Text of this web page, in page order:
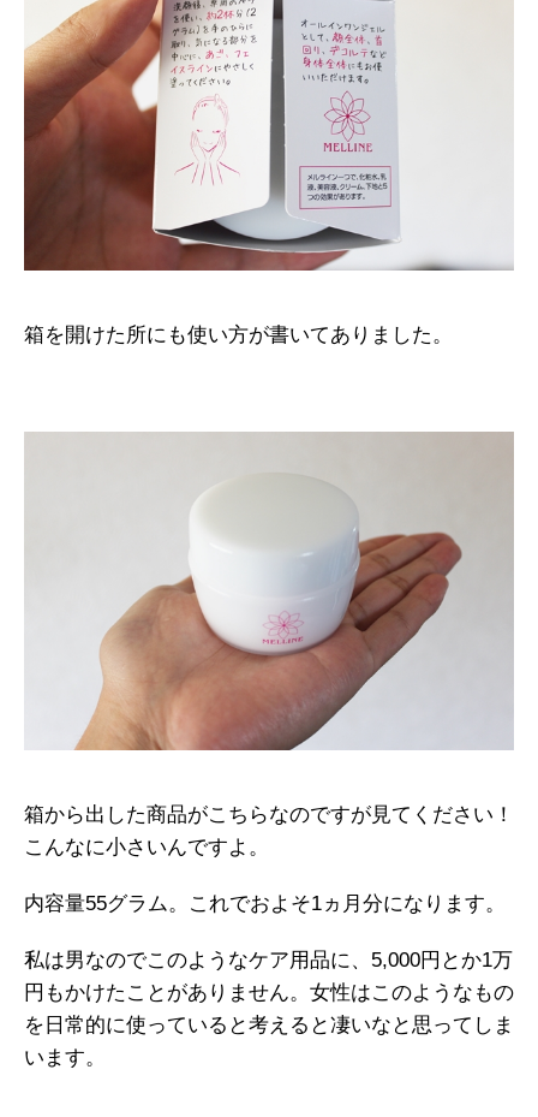
箱を開けた所にも使い方が書いてありました。
箱から出した商品がこちらなのですが見てください！
こんなに小さいんですよ。
内容量55グラム。これでおよそ1ヵ月分になります。
私は男なのでこのようなケア用品に、5,000円とか1万
円もかけたことがありません。女性はこのようなもの
を日常的に使っていると考えると凄いなと思ってしま
います。